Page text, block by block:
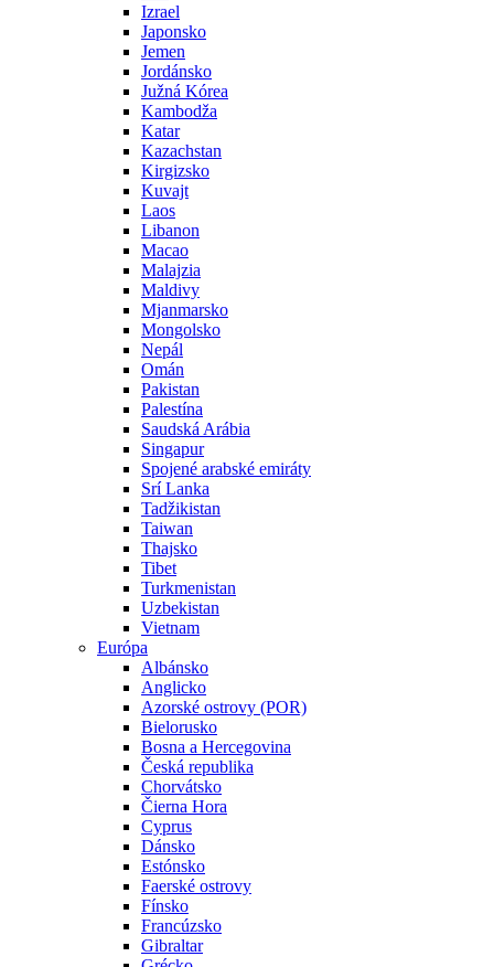
Izrael
Japonsko
Jemen
Jordánsko
Južná Kórea
Kambodža
Katar
Kazachstan
Kirgizsko
Kuvajt
Laos
Libanon
Macao
Malajzia
Maldivy
Mjanmarsko
Mongolsko
Nepál
Omán
Pakistan
Palestína
Saudská Arábia
Singapur
Spojené arabské emiráty
Srí Lanka
Tadžikistan
Taiwan
Thajsko
Tibet
Turkmenistan
Uzbekistan
Vietnam
Európa
Albánsko
Anglicko
Azorské ostrovy (POR)
Bielorusko
Bosna a Hercegovina
Česká republika
Chorvátsko
Čierna Hora
Cyprus
Dánsko
Estónsko
Faerské ostrovy
Fínsko
Francúzsko
Gibraltar